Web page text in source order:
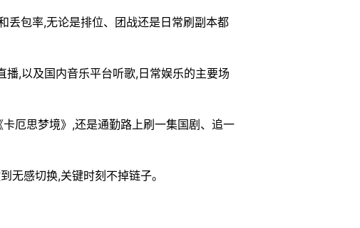
丢包率,无论是排位、团战还是日常刷副本都
,以及国内音乐平台听歌,日常娱乐的主要场
厄思梦境》,还是通勤路上刷一集国剧、追一
无感切换,关键时刻不掉链子。